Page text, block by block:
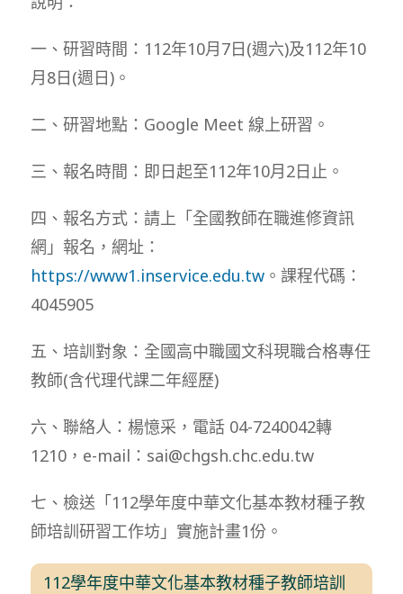
一、研習時間：112年10月7日(週六)及112年10
月8日(週日)。
二、研習地點：Google Meet 線上研習。
三、報名時間：即日起至112年10月2日止。
四、報名方式：請上「全國教師在職進修資訊
網」報名，網址：
https://www1.inservice.edu.tw。課程代碼：
4045905
五、培訓對象：全國高中職國文科現職合格專任
教師(含代理代課二年經歷)
六、聯絡人：楊憶采，電話 04-7240042轉
1210，e-mail：sai@chgsh.chc.edu.tw
七、檢送「112學年度中華文化基本教材種子教
師培訓研習工作坊」實施計畫1份。
112學年度中華文化基本教材種子教師培訓